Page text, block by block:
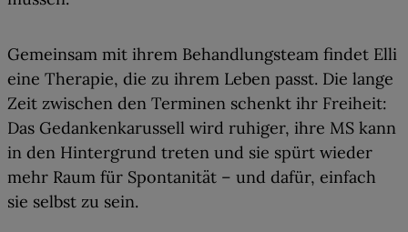
Gemeinsam mit ihrem Behandlungsteam findet Elli
eine Therapie, die zu ihrem Leben passt. Die lange
Zeit zwischen den Terminen schenkt ihr Freiheit:
Das Gedankenkarussell wird ruhiger, ihre MS kann
in den Hintergrund treten und sie spürt wieder
mehr Raum für Spontanität – und dafür, einfach
sie selbst zu sein.